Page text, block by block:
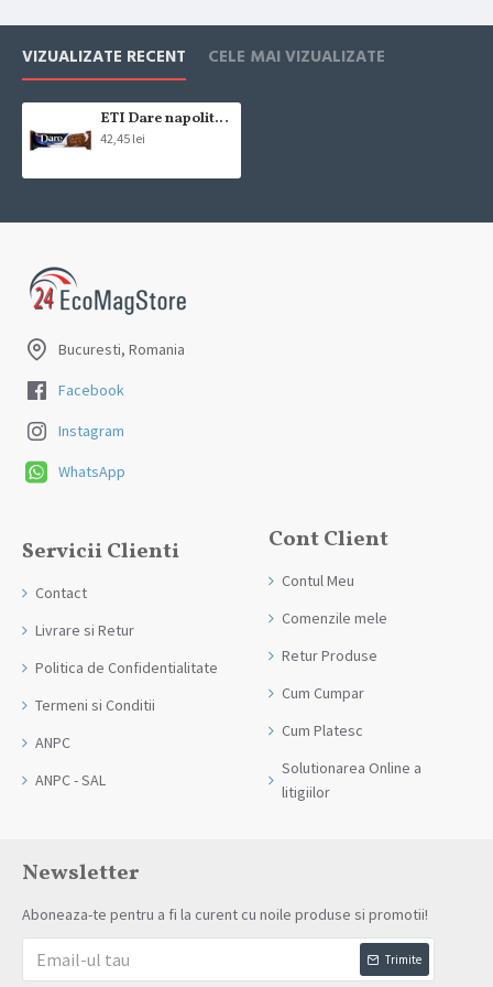
VIZUALIZATE RECENT CELE MAI VIZUALIZATE
ETI Dare napolitana crema de ciocolata cu lapte 12x50g
42,45 lei
Bucuresti, Romania
Facebook
Instagram
WhatsApp
Servicii Clienti
Contact
Livrare si Retur
Politica de Confidentialitate
Termeni si Conditii
ANPC
ANPC - SAL
Cont Client
Contul Meu
Comenzile mele
Retur Produse
Cum Cumpar
Cum Platesc
Solutionarea Online a
litigiilor
Newsletter
Aboneaza-te pentru a fi la curent cu noile produse si promotii!
Trimite